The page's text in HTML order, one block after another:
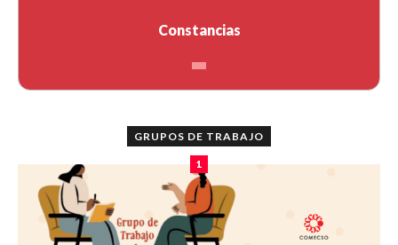
Constancias
GRUPOS DE TRABAJO
1